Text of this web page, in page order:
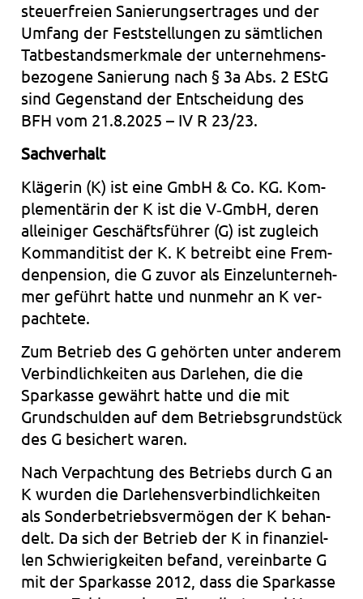
steu­er­frei­en Sanie­rungs­er­tra­ges und der
Umfang der Fest­stel­lun­gen zu sämt­li­chen
Tat­be­stands­merk­ma­le der unter­neh­mens­
be­zo­ge­ne Sanie­rung nach § 3a Abs. 2 EStG
sind Gegen­stand der Ent­schei­dung des
BFH vom 21.8.2025 – IV R 23/23.
Sach­ver­halt
Klä­ge­rin (K) ist eine GmbH & Co. KG. Kom­
ple­men­tä­rin der K ist die V‑GmbH, deren
allei­ni­ger Geschäfts­füh­rer (G) ist zugleich
Kom­man­di­tist der K. K betreibt eine Frem­
den­pen­si­on, die G zuvor als Ein­zel­un­ter­neh­
mer geführt hatte und nun­mehr an K ver­
pach­te­te.
Zum Betrieb des G gehör­ten unter ande­rem
Ver­bind­lich­kei­ten aus Dar­le­hen, die die
Spar­kas­se gewährt hatte und die mit
Grund­schul­den auf dem Betriebs­grund­stück
des G besi­chert waren.
Nach Ver­pach­tung des Betriebs durch G an
K wur­den die Dar­le­hens­ver­bind­lich­kei­ten
als Son­der­be­triebs­ver­mö­gen der K behan­
delt. Da sich der Betrieb der K in finan­zi­el­
len Schwie­rig­kei­ten befand, ver­ein­bar­te G
mit der Spar­kas­se 2012, dass die Spar­kas­se